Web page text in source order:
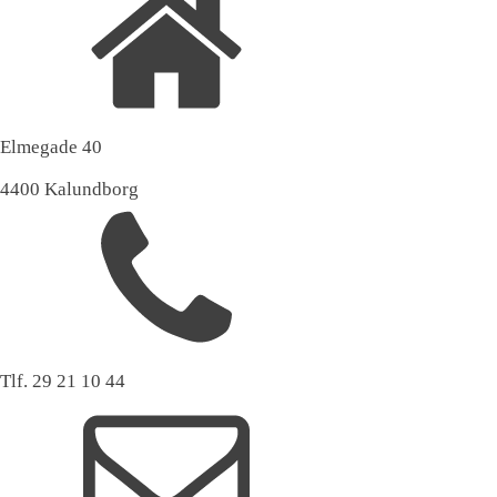
Elmegade 40
4400 Kalundborg
Tlf. 29 21 10 44